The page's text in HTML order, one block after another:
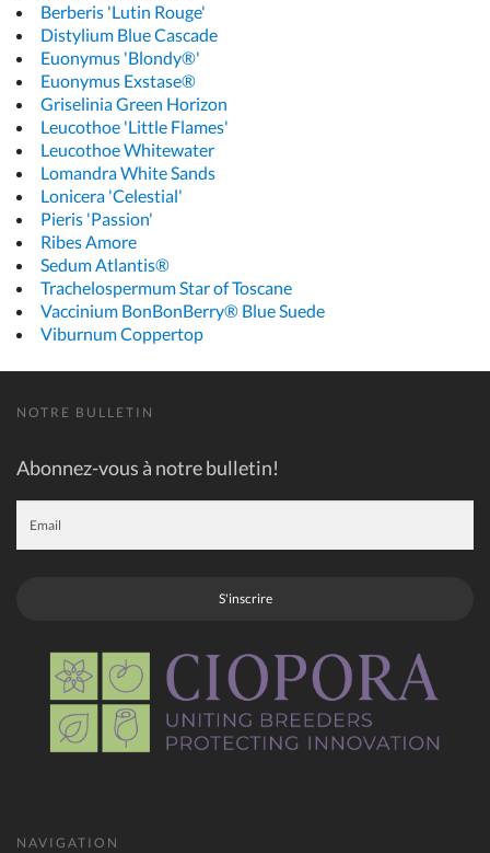
Berberis 'Lutin Rouge'
Distylium Blue Cascade
Euonymus 'Blondy®'
Euonymus Exstase®
Griselinia Green Horizon
Leucothoe 'Little Flames'
Leucothoe Whitewater
Lomandra White Sands
Lonicera 'Celestial'
Pieris 'Passion'
Ribes Amore
Sedum Atlantis®
Trachelospermum Star of Toscane
Vaccinium BonBonBerry® Blue Suede
Viburnum Coppertop
NOTRE BULLETIN
Abonnez-vous à notre bulletin!
S'inscrire
NAVIGATION